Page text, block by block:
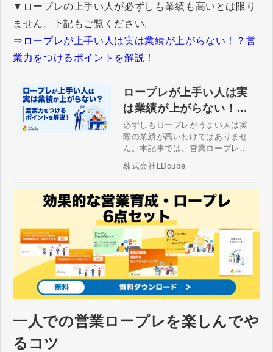
▼ロープレの上手い人が必ずしも業績も高いとは限り
ません。下記もご覧ください。
⇒ロープレが上手い人は実は業績が上がらない！？営
業力をつけるポイントを解説！
ロープレが上手い人は実
は業績が上がらない！？
営業力をつけるポイント
を解説！
必ずしもロープレがうまい人は実
際の業績が高いわけではありませ
ん。本記事では、営業ロープレが
上手い人が業績を上げられない場
合の理由やその特徴、業績を上げ
ーニングの本質について解説して
いきます。また、AIを活用した練
習方法についても紹介します。
株式会社LDcube
一人での営業ロープレを楽しんでや
るコツ